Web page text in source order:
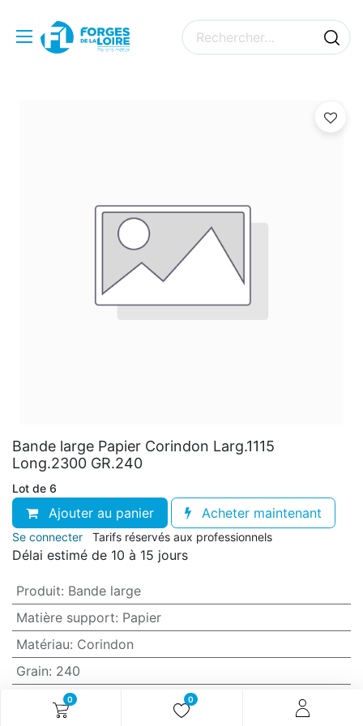
0 0
Bande large Papier Corindon Larg.1115
Long.2300 GR.240
Lot de 6
Ajouter au panier Acheter maintenant
Se connecter Tarifs réservés aux professionnels
Délai estimé de 10 à 15 jours
Produit: Bande large
Matière support: Papier
Matériau: Corindon
Grain: 240
Anti-encrassement
Non (standard)